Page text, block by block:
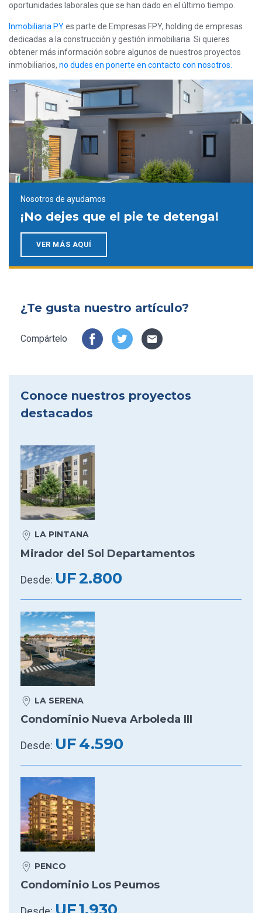
oportunidades laborales que se han dado en el último tiempo.
Inmobiliaria PYes parte de Empresas FPY, holding de empresas
dedicadas a la construcción y gestión inmobiliaria. Si quieres
obtener más información sobre algunos de nuestros proyectos
inmobiliarios, no dudes en ponerte en contacto con nosotros.
Nosotros de ayudamos
¡No dejes que el pie te detenga!
VER MÁS AQUÍ
Conoce nuestros proyectos
destacados
LA PINTANA
Mirador del Sol Departamentos
Desde: UF2.800
LA SERENA
Condominio Nueva Arboleda III
Desde: UF4.590
PENCO
Condominio Los Peumos
¿Te gusta nuestro artículo?
Compártelo